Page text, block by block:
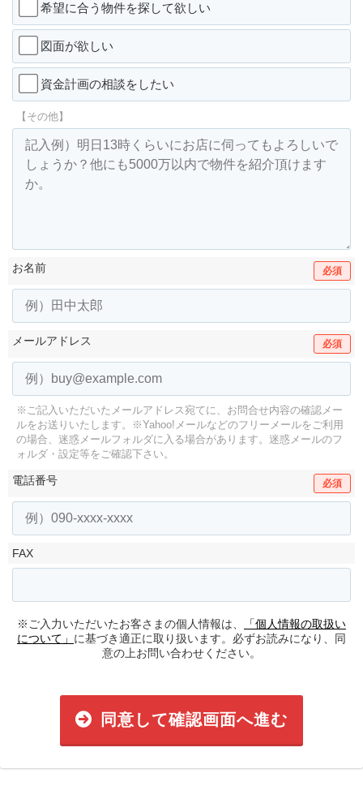
希望に合う物件を探して欲しい
図面が欲しい
資金計画の相談をしたい
【その他】
お名前 必須
メールアドレス 必須
※ご記入いただいたメールアドレス宛てに、お問合せ内容の確認メー
ルをお送りいたします。
※Yahoo!メールなどのフリーメールをご利用
の場合、迷惑メールフォルダに入る場合があります。 迷惑メールのフ
ォルダ・設定等をご確認下さい。
電話番号 必須
FAX
※ご入力いただいたお客さまの個人情報は、
「個人情報の取扱い
について」 に基づき適正に取り扱います。必ずお読みになり、同
意の上お問い合わせください。
同意して確認画面へ進む